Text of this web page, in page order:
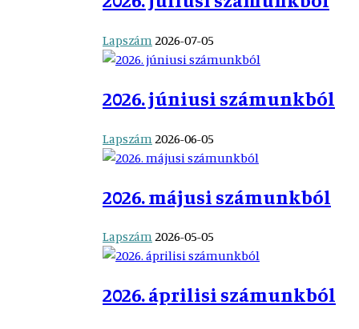
Lapszám 2026-07-05
2026. júniusi számunkból
Lapszám 2026-06-05
2026. májusi számunkból
Lapszám2026-05-05
2026. áprilisi számunkból